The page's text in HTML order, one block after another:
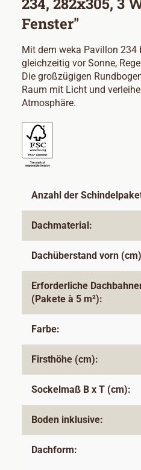
Fenster"
Mit dem weka Pavillon 234
gleichzeitig vor Sonne,
Die großzügigen
Raum mit Licht und
Atmosphäre.
Anzahl der
Dachmaterial:
Dachüberstand vorn
Erforderliche
(Pakete à 5 m²):
Farbe:
Firsthöhe (cm):
Sockelmaß B x T (cm):
Boden inklusive:
Dachform: